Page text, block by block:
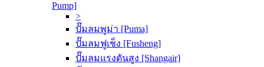
Pump]
>
ปั๊มลมพูม่า [Puma]
ปั๊มลมฟูเช็ง [Fusheng]
ปั๊มลมแรงดันสูง [Shangair]